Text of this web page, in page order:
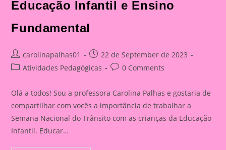
Educação Infantil e Ensino
Fundamental
Post
author:
carolinapalhas01
Post
published:
22 de September de 2023
PostAtividades Pedagógicas
Post0 Comments
Olá a todos! Sou a professora Carolina Palhas e gostaria de
compartilhar com vocês a importância de trabalhar a
Semana Nacional do Trânsito com as crianças da Educação
Infantil. Educar…